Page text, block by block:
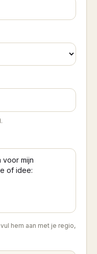
hem aan met je regio,